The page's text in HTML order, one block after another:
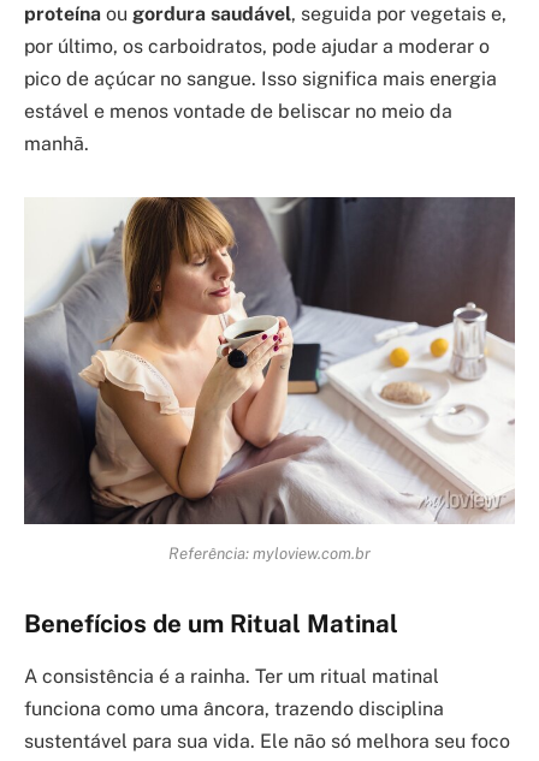
proteína ou gordura saudável, seguida por vegetais e,
por último, os carboidratos, pode ajudar a moderar o
pico de açúcar no sangue. Isso significa mais energia
estável e menos vontade de beliscar no meio da
manhã.
Referência: myloview.com.br
Benefícios de um Ritual Matinal
A consistência é a rainha. Ter um ritual matinal
funciona como uma âncora, trazendo disciplina
sustentável para sua vida. Ele não só melhora seu foco